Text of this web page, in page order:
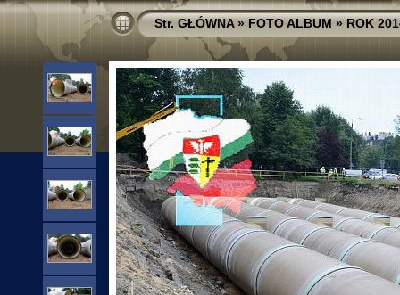
Str. GŁÓWNA»FOTO ALBUM»ROK